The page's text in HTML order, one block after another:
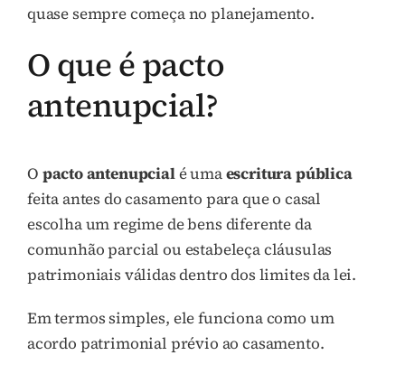
quase sempre começa no planejamento.
O que é pacto
antenupcial?
O pacto antenupcialé umaescritura pública
feita antes do casamento para que o casal
escolha um regime de bens diferente da
comunhão parcial ou estabeleça cláusulas
patrimoniais válidas dentro dos limites da lei.
Em termos simples, ele funciona como um
acordo patrimonial prévio ao casamento.